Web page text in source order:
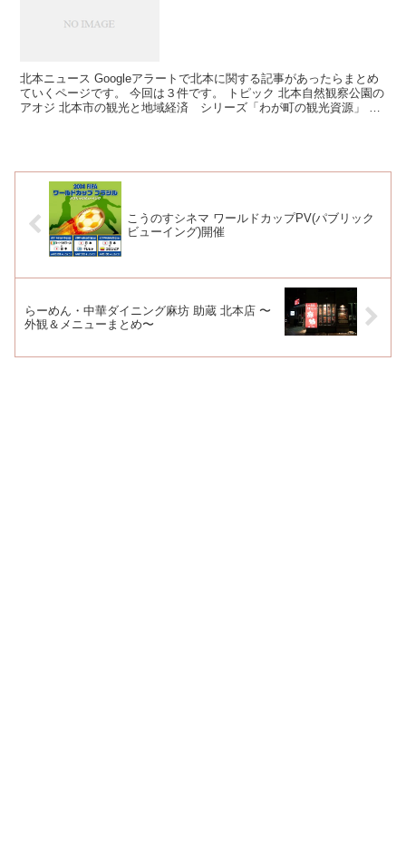
北本ニュース Googleアラートで北本に関する記事があったらまとめ
ていくページです。 今回は３件です。 トピック 北本自然観察公園の
アオジ 北本市の観光と地域経済 シリーズ「わが町の観光資源」 グ
こうのすシネマ ワールドカップPV(パブリック
ビューイング)開催
らーめん・中華ダイニング麻坊 助蔵 北本店 〜
外観＆メニューまとめ〜